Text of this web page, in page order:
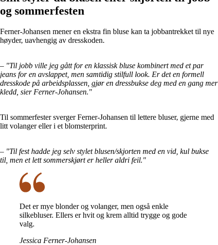
og sommerfesten
Ferner-Johansen mener en ekstra fin bluse kan ta jobbantrekket til nye
høyder, uavhengig av dresskoden.
– "Til jobb ville jeg gått for en klassisk bluse kombinert med et par
jeans for en avslappet, men samtidig stilfull look. Er det en formell
dresskode på arbeidsplassen, gjør en dressbukse deg med en gang mer
kledd, sier Ferner-Johansen."
Til sommerfester sverger Ferner-Johansen til lettere bluser, gjerne med
litt volanger eller i et blomsterprint.
– "Til fest hadde jeg selv stylet blusen/skjorten med en vid, kul bukse
til, men et lett sommerskjørt er heller aldri feil."
Det er mye blonder og volanger, men også enkle
silkebluser. Ellers er hvit og krem alltid trygge og gode
valg.
Jessica Ferner-Johansen